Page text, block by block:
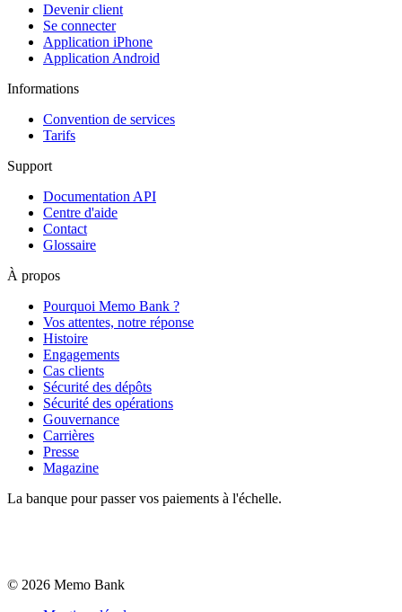
Devenir client
Se connecter
Application iPhone
Application Android
Informations
Convention de services
Tarifs
Support
Documentation API
Centre d'aide
Contact
Glossaire
À propos
Pourquoi Memo Bank ?
Vos attentes, notre réponse
Histoire
Engagements
Cas clients
Sécurité des dépôts
Sécurité des opérations
Gouvernance
Carrières
Presse
Magazine
La banque pour passer vos paiements à l'échelle.
© 2026 Memo Bank